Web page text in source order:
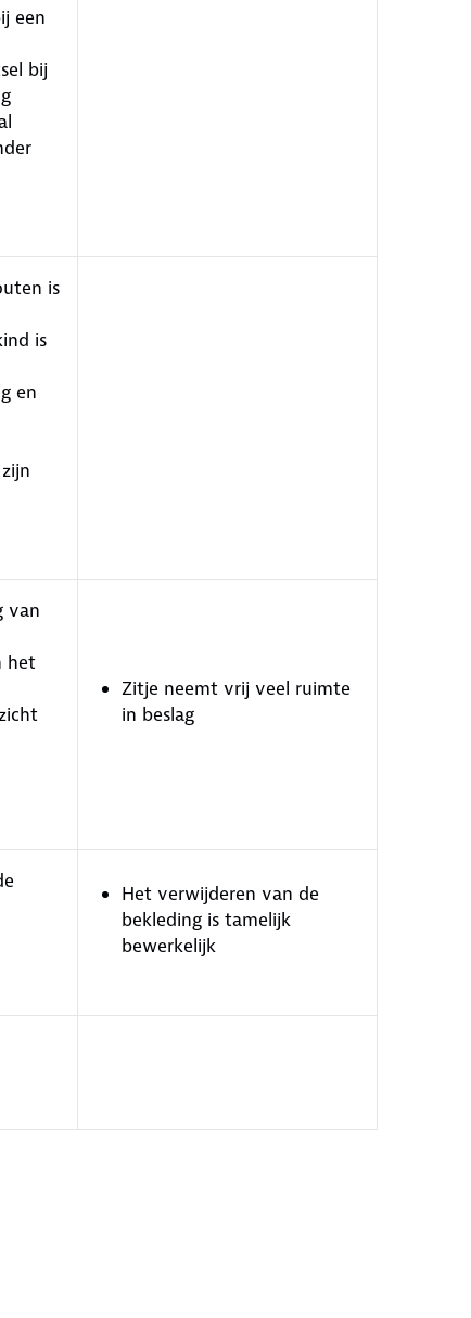
een
bij
is
is
en
van
het
Zitje neemt vrij veel ruimte
in beslag
Het verwijderen van de
bekleding is tamelijk
bewerkelijk